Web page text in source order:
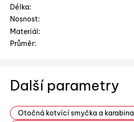
Délka:
Nosnost:
Materiál:
Průměr:
Další parametry
Otočná kotvící smyčka a karabina